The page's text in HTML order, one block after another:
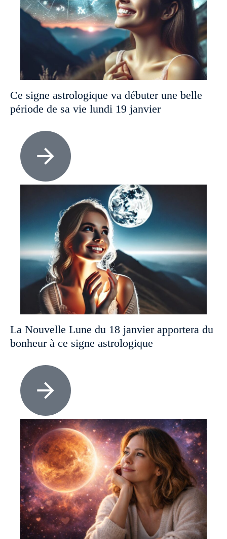
Ce signe astrologique va débuter une belle
période de sa vie lundi 19 janvier
La Nouvelle Lune du 18 janvier apportera du
bonheur à ce signe astrologique